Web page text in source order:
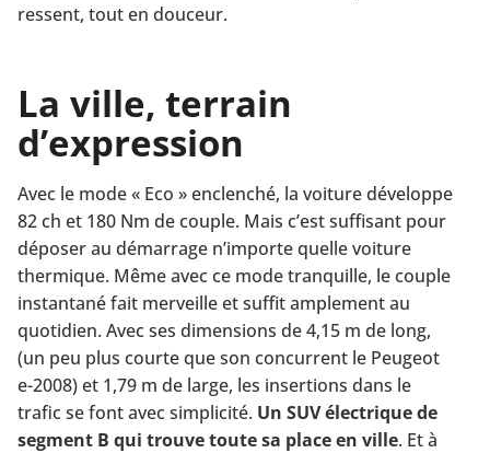
ressent, tout en douceur.
La ville, terrain
d’expression
Avec le mode « Eco » enclenché, la voiture développe
82 ch et 180 Nm de couple. Mais c’est suffisant pour
déposer au démarrage n’importe quelle voiture
thermique. Même avec ce mode tranquille, le couple
instantané fait merveille et suffit amplement au
quotidien. Avec ses dimensions de 4,15 m de long,
(un peu plus courte que son concurrent le Peugeot
e-2008) et 1,79 m de large, les insertions dans le
trafic se font avec simplicité. Un SUV électrique de
segment B qui trouve toute sa place en ville. Et à